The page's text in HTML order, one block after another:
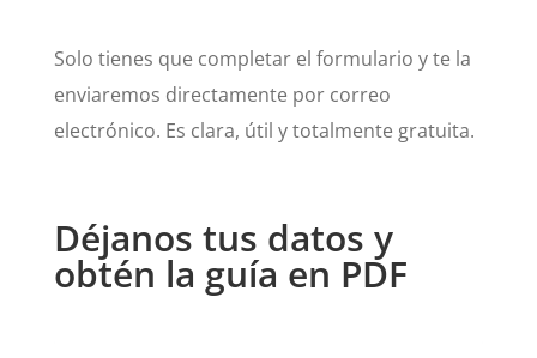
Solo tienes que completar el formulario y te la
enviaremos directamente por correo
electrónico. Es clara, útil y totalmente gratuita.
Déjanos tus datos y
obtén la guía en PDF